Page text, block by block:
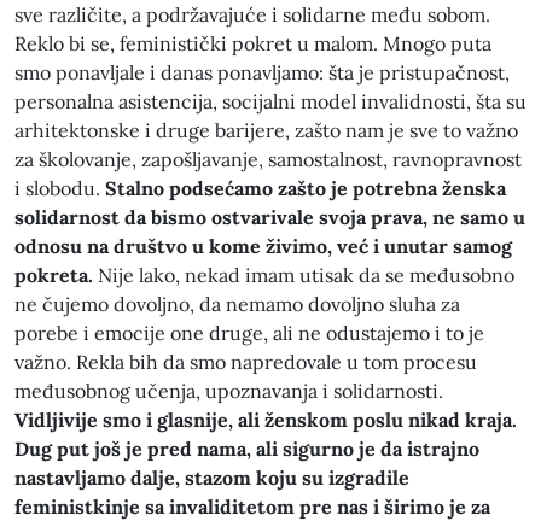
sve različite, a podržavajuće i solidarne među sobom.
Reklo bi se, feministički pokret u malom. Mnogo puta
smo ponavljale i danas ponavljamo: šta je pristupačnost,
personalna asistencija, socijalni model invalidnosti, šta su
arhitektonske i druge barijere, zašto nam je sve to važno
za školovanje, zapošljavanje, samostalnost, ravnopravnost
i slobodu. Stalno podsećamo zašto je potrebna ženska
solidarnost da bismo ostvarivale svoja prava, ne samo u
odnosu na društvo u kome živimo, već i unutar samog
pokreta. Nije lako, nekad imam utisak da se međusobno
ne čujemo dovoljno, da nemamo dovoljno sluha za
porebe i emocije one druge, ali ne odustajemo i to je
važno. Rekla bih da smo napredovale u tom procesu
međusobnog učenja, upoznavanja i solidarnosti.
Vidljivije smo i glasnije, ali ženskom poslu nikad kraja.
Dug put još je pred nama, ali sigurno je da istrajno
nastavljamo dalje, stazom koju su izgradile
feministkinje sa invaliditetom pre nas i širimo je za